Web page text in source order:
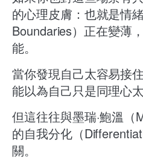
的心理皮膚：也就是情
Boundaries）正在變薄
能。
當你發現自己太容易接
能以為自己只是同理心太
但這往往與墨瑞·鮑溫（
的自我分化（
關。